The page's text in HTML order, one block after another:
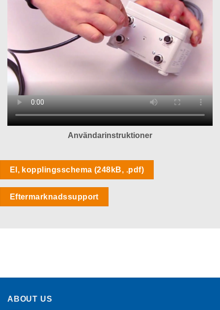
Användarinstruktioner
El, kopplingsschema (248kB, .pdf)
Eftermarknadssupport
ABOUT US